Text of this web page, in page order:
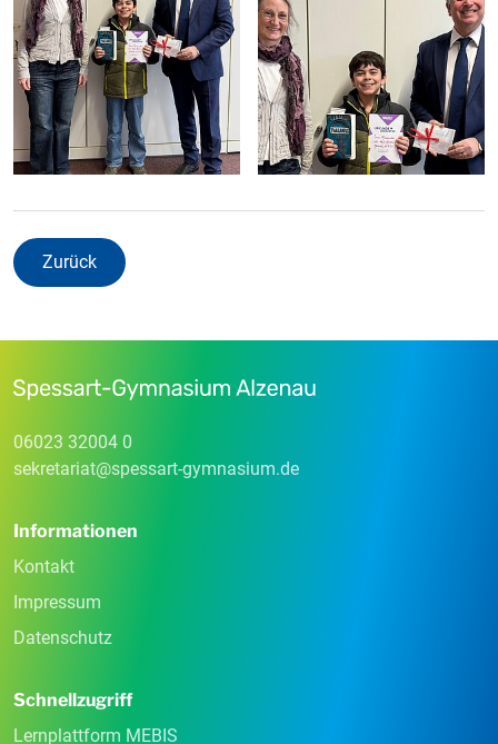
Zurück
06023 32004 0
sekretariat@spessart-gymnasium.de
Informationen
Kontakt
Impressum
Datenschutz
Schnellzugriff
Lernplattform MEBIS